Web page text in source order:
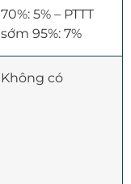
70%: 5% – PTTT
sớm 95%: 7%
Không có